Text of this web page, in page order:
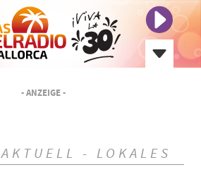
- ANZEIGE -
AKTUELL - LOKALES